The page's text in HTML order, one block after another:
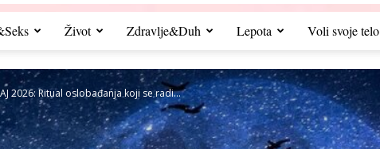
Život Zdravlje&Duh Lepota Voli svoje telo
2026: Ritual oslobađanja koji se radi...